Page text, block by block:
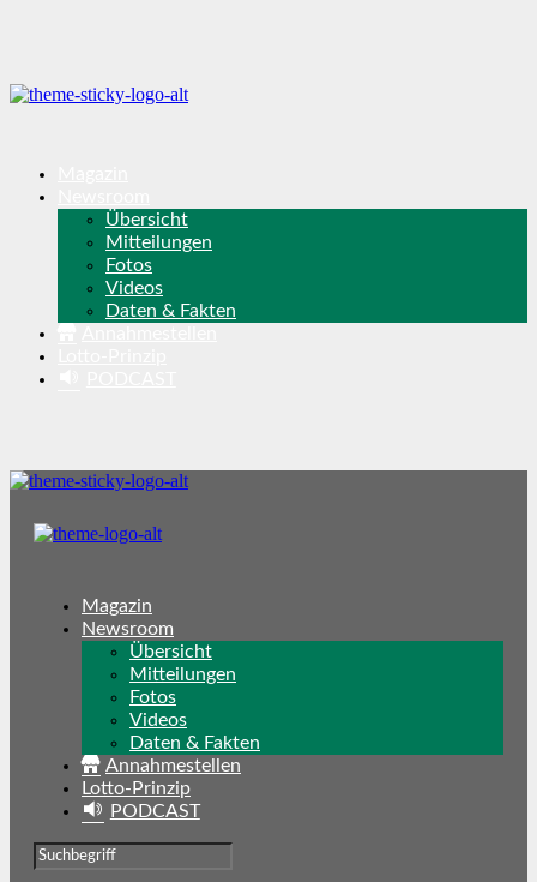
Übersicht
Mitteilungen
Fotos
Videos
Daten & Fakten
Magazin
Newsroom
Übersicht
Mitteilungen
Fotos
Videos
Daten & Fakten
Annahmestellen
Lotto-Prinzip
PODCAST